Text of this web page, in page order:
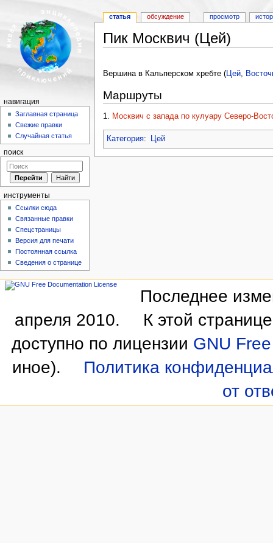
Пик Москвич (Цей)
Вершина в Кальперском хребте (Цей,
Маршруты
1. Москвич с запада по кулуару Северо-
Категория: Цей
статья обсуждение просмотр
навигация
Заглавная страница
Свежие правки
Случайная статья
поиск
инструменты
Ссылки сюда
Связанные правки
Спецстраницы
Версия для печати
Постоянная ссылка
Сведения о странице
Последнее
апреля 2010.
К этой
доступно по лицензии GNU
иное).
Политика
от